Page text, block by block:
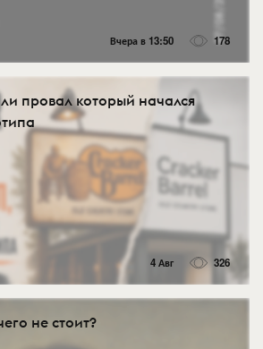
Вчера в 13:50 178
провал который начался
4 Авг 326
не стоит?